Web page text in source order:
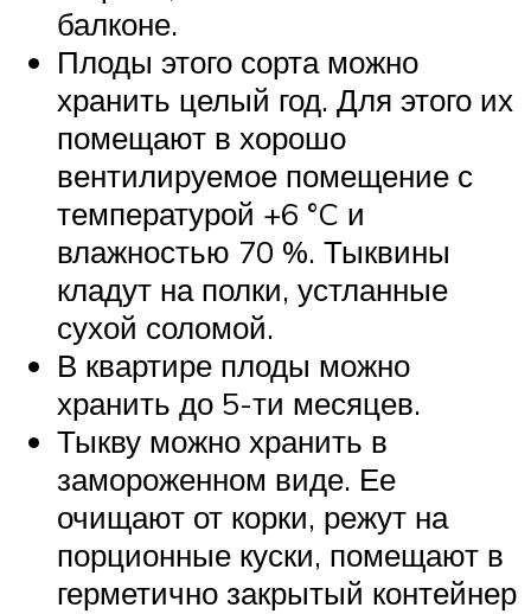
балконе.
Плоды этого сорта можно
хранить целый год. Для этого их
помещают в хорошо
вентилируемое помещение с
температурой +6 °C и
влажностью 70 %. Тыквины
кладут на полки, устланные
сухой соломой.
В квартире плоды можно
хранить до 5-ти месяцев.
Тыкву можно хранить в
замороженном виде. Ее
очищают от корки, режут на
порционные куски, помещают в
герметично закрытый контейнер